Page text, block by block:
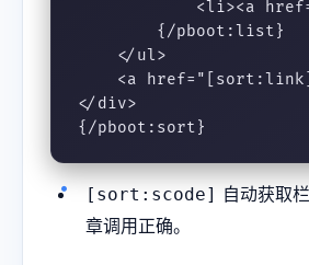
<li><a
{/pboot:list}
</ul>
<a href="[sort:link]"
</div>
{/pboot:sort}
[sort:scode] 自动获取
章调用正确。